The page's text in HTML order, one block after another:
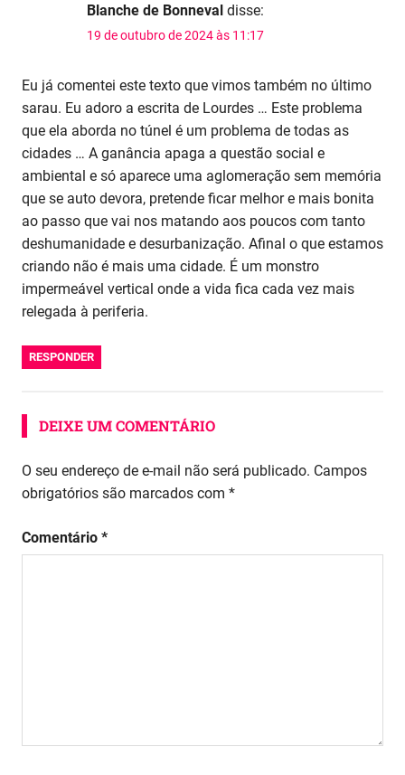
Blanche de Bonneval disse:
19 de outubro de 2024 às 11:17
Eu já comentei este texto que vimos também no último
sarau. Eu adoro a escrita de Lourdes … Este problema
que ela aborda no túnel é um problema de todas as
cidades … A ganância apaga a questão social e
ambiental e só aparece uma aglomeração sem memória
que se auto devora, pretende ficar melhor e mais bonita
ao passo que vai nos matando aos poucos com tanto
deshumanidade e desurbanização. Afinal o que estamos
criando não é mais uma cidade. É um monstro
impermeável vertical onde a vida fica cada vez mais
relegada à periferia.
RESPONDER
DEIXE UM COMENTÁRIO
O seu endereço de e-mail não será publicado. Campos
obrigatórios são marcados com *
Comentário *